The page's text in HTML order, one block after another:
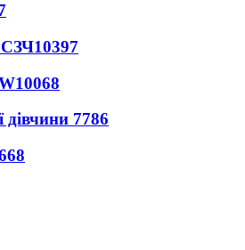
СЗЧ10397
10068
дівчини 7786